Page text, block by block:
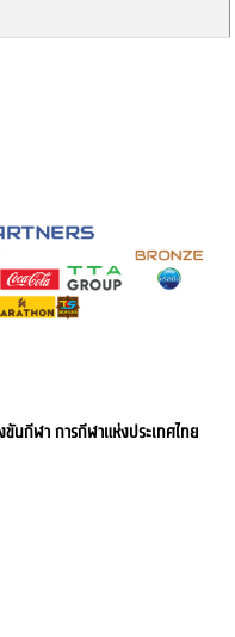
ขันกีฬา การกีฬาแห่งประเทศไทย